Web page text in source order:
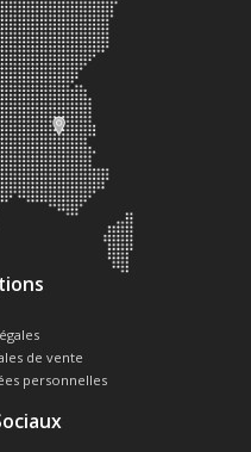
de vente
personnelles